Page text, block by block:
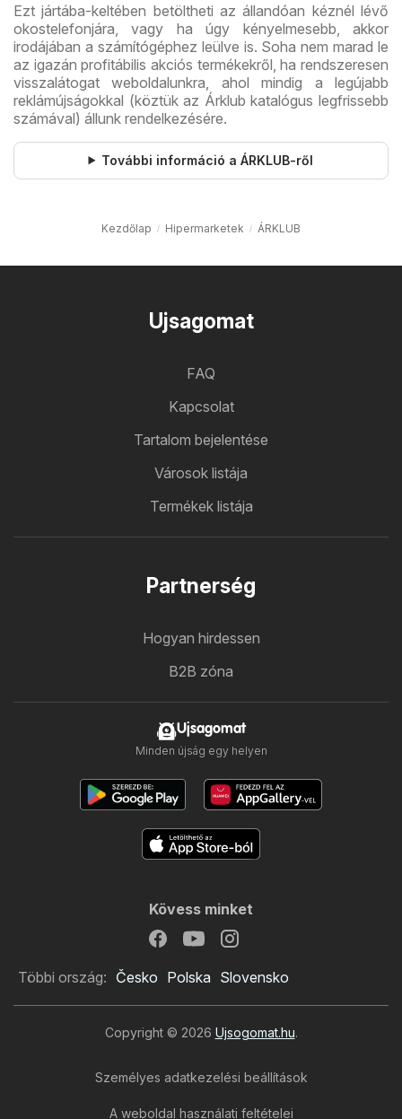
Ezt jártába-keltében betöltheti az állandóan kéznél lévő
okostelefonjára, vagy ha úgy kényelmesebb, akkor
irodájában a számítógéphez leülve is. Soha nem marad le
az igazán profitábilis akciós termékekről, ha rendszeresen
visszalátogat weboldalunkra, ahol mindig a legújabb
reklámújságokkal (köztük az Árklub katalógus legfrissebb
számával) állunk rendelkezésére.
További információ a ÁRKLUB-ről
Kezdőlap Hipermarketek ÁRKLUB
Ujsagomat
FAQ
Kapcsolat
Tartalom bejelentése
Városok listája
Termékek listája
Partnerség
Hogyan hirdessen
B2B zóna
Ujsagomat
Minden újság egy helyen
Kövess minket
Többi ország: Česko Polska Slovensko
Copyright © 2026 Ujsogomat.hu.
Személyes adatkezelési beállítások
A weboldal használati feltételei